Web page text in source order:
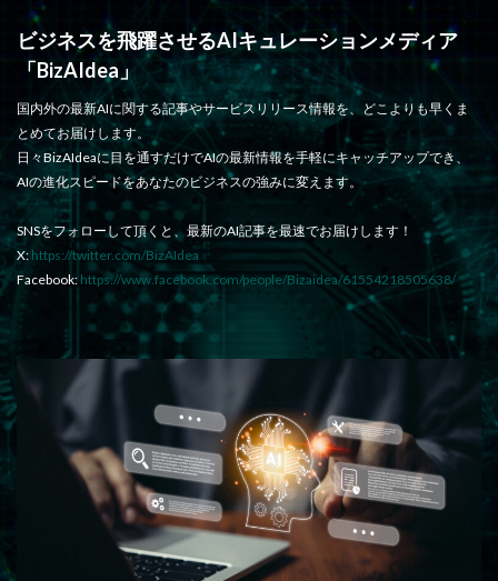
ビジネスを飛躍させるAIキュレーションメディア
「BizAIdea」
国内外の最新AIに関する記事やサービスリリース情報を、どこよりも早くま
とめてお届けします。
日々BizAIdeaに目を通すだけでAIの最新情報を手軽にキャッチアップでき、
AIの進化スピードをあなたのビジネスの強みに変えます。
SNSをフォローして頂くと、最新のAI記事を最速でお届けします！
X: https://twitter.com/BizAIdea
Facebook: https://www.facebook.com/people/Bizaidea/61554218505638/